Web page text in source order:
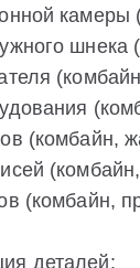
камеры
шнека
(комбайн,
(комбайн,
деталей: